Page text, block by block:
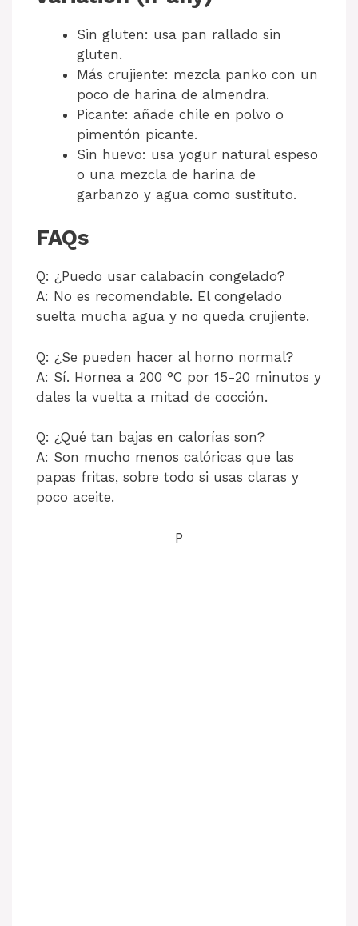
Sin gluten: usa pan rallado sin
gluten.
Más crujiente: mezcla panko con un
poco de harina de almendra.
Picante: añade chile en polvo o
pimentón picante.
Sin huevo: usa yogur natural espeso
o una mezcla de harina de
garbanzo y agua como sustituto.
FAQs
Q: ¿Puedo usar calabacín congelado?
A: No es recomendable. El congelado
suelta mucha agua y no queda crujiente.
Q: ¿Se pueden hacer al horno normal?
A: Sí. Hornea a 200 °C por 15-20 minutos y
dales la vuelta a mitad de cocción.
Q: ¿Qué tan bajas en calorías son?
A: Son mucho menos calóricas que las
papas fritas, sobre todo si usas claras y
poco aceite.
P